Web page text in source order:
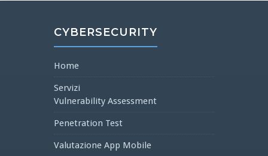
CYBERSECURITY
Home
Servizi
Vulnerability Assessment
Penetration Test
Valutazione App Mobile